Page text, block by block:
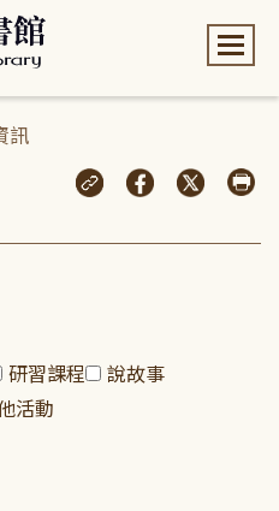
訊
研習課程
說故事
活動